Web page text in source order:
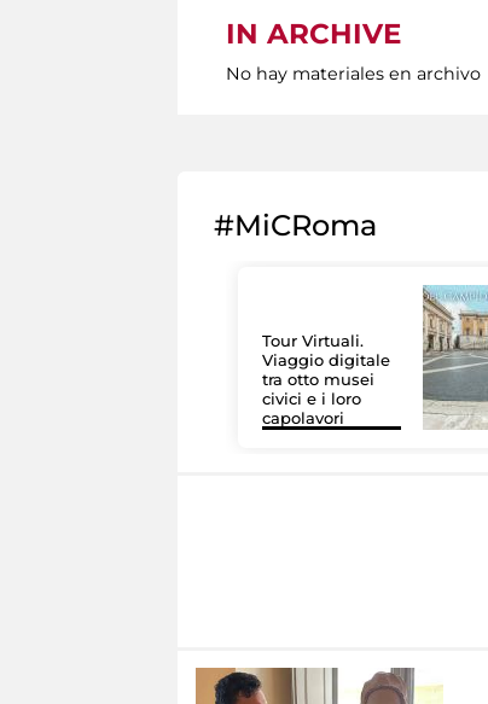
IN ARCHIVE
No hay materiales en archivo
#MiCRoma
Tour Virtuali.
Viaggio digitale
tra otto musei
civici e i loro
capolavori